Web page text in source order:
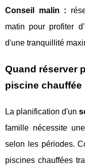
Conseil malin :
matin pour profiter
d'une tranquillité
Quand réserver
piscine chauffée
La planification d'un
famille nécessite
selon les périodes.
piscines chauffées